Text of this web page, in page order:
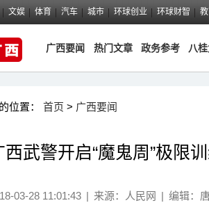
文娱 体育 汽车 城市 环球创业 环球财智
广西要闻 热门文章 政务参考 八
位置： 首页 > 广西要闻
西武警开启“魔鬼周”极限
03-28 11:01:43 | 来源： 人民网 | 编辑：